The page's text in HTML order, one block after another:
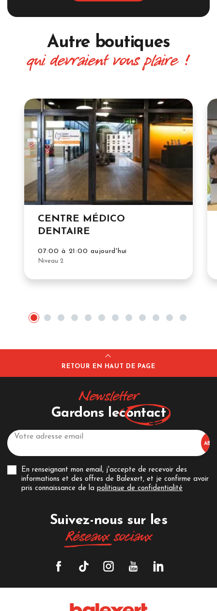
Autre boutiques
qui devraient vous plaire !
CENTRE MÉDICO
DENTAIRE
07:00 à 21:00 aujourd'hui
Niveau 2
RETOUR EN HAUT DE PAGE
Newsletter
Gardons lecontact
En renseignant mon email, j'accepte de recevoir des
informations et des offres de Balexert, et je confirme avoir
pris connaissance de la politique de confidentialité
Suivez-nous sur les
Réseauxsociaux